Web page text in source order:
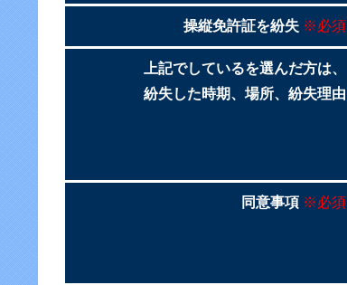
操縦免許証を紛失 ※必須
上記でしているを選んだ方は、
紛失した時期、場所、紛失理由
同意事項 ※必須